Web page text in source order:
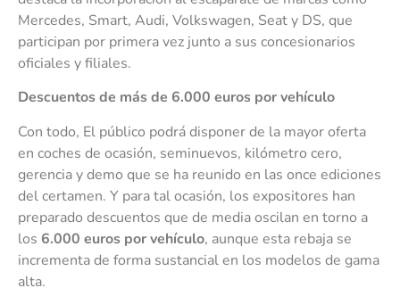
Mercedes, Smart, Audi, Volkswagen, Seat y DS, que
participan por primera vez junto a sus concesionarios
oficiales y filiales.
Descuentos de más de 6.000 euros por vehículo
Con todo, El público podrá disponer de la mayor oferta
en coches de ocasión, seminuevos, kilómetro cero,
gerencia y demo que se ha reunido en las once ediciones
del certamen. Y para tal ocasión, los expositores han
preparado descuentos que de media oscilan en torno a
los 6.000 euros por vehículo, aunque esta rebaja se
incrementa de forma sustancial en los modelos de gama
alta.